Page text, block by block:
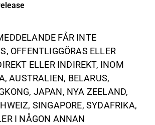
FÅR INTE
OFFENTLIGGÖRAS ELLER
ELLER INDIREKT, INOM
AUSTRALIEN, BELARUS,
JAPAN, NYA ZEELAND,
SINGAPORE, SYDAFRIKA,
I NÅGON ANNAN